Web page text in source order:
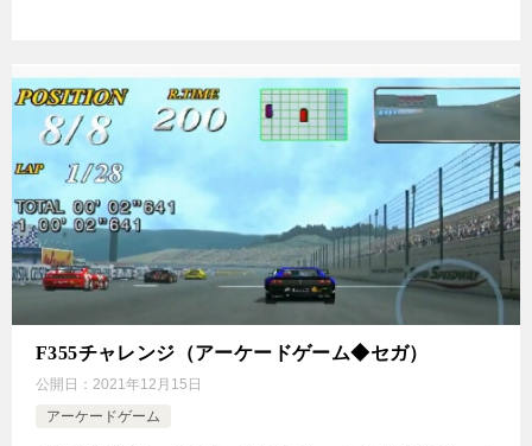
F355チャレンジ（アーケードゲーム◆セガ）
公開日： 2021年12月15日
アーケードゲーム